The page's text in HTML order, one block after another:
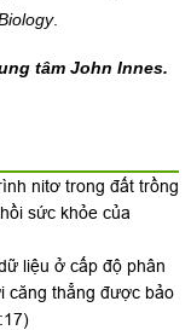
.
tâm John Innes.
nitơ trong đất trồng
sức khỏe của
liệu ở cấp độ phân
căng thẳng được bảo